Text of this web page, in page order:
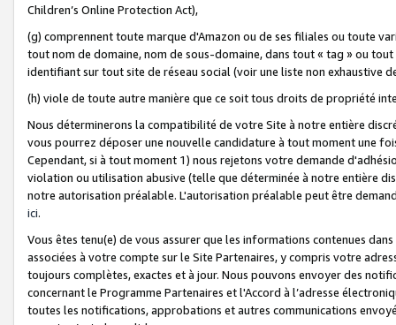
Children’s Online Protection Act),
(g) comprennent toute marque d'Amazon ou de ses filiales ou toute
tout nom de domaine, nom de sous-domaine, dans tout « tag » ou
identifiant sur tout site de réseau social (voir une liste non exhaustive
(h) viole de toute autre manière que ce soit tous droits de propriété
Nous déterminerons la compatibilité de votre Site à notre entière
vous pourrez déposer une nouvelle candidature à tout moment une
Cependant, si à tout moment 1) nous rejetons votre demande
violation ou utilisation abusive (telle que déterminée à notre entière
notre autorisation préalable. L'autorisation préalable peut être
ici.
Vous êtes tenu(e) de vous assurer que les informations contenues
associées à votre compte sur le Site Partenaires, y compris votre
toujours complètes, exactes et à jour. Nous pouvons envoyer des
concernant le Programme Partenaires et l'Accord à l’adresse
toutes les notifications, approbations et autres communications